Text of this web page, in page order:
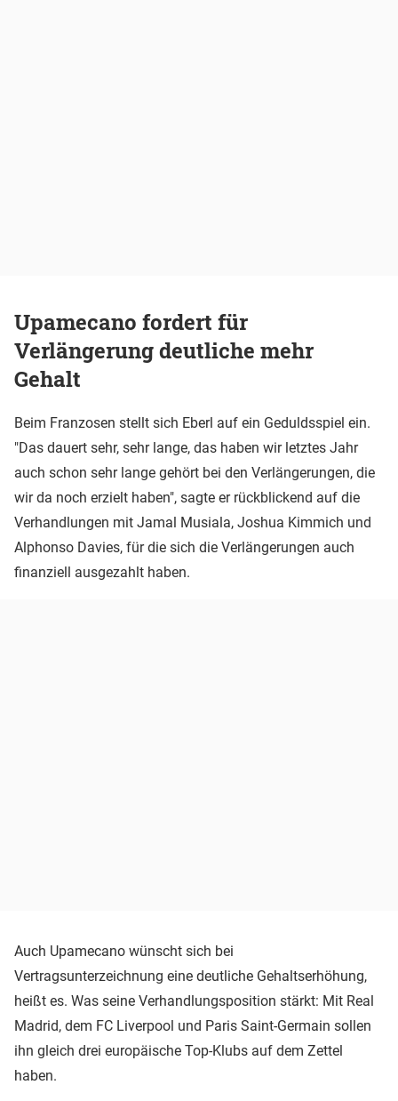
Upamecano fordert für
Verlängerung deutliche mehr
Gehalt
Beim Franzosen stellt sich Eberl auf ein Geduldsspiel ein.
"Das dauert sehr, sehr lange, das haben wir letztes Jahr
auch schon sehr lange gehört bei den Verlängerungen, die
wir da noch erzielt haben", sagte er rückblickend auf die
Verhandlungen mit Jamal Musiala, Joshua Kimmich und
Alphonso Davies, für die sich die Verlängerungen auch
finanziell ausgezahlt haben.
Auch Upamecano wünscht sich bei
Vertragsunterzeichnung eine deutliche Gehaltserhöhung,
heißt es. Was seine Verhandlungsposition stärkt: Mit Real
Madrid, dem FC Liverpool und Paris Saint-Germain sollen
ihn gleich drei europäische Top-Klubs auf dem Zettel
haben.